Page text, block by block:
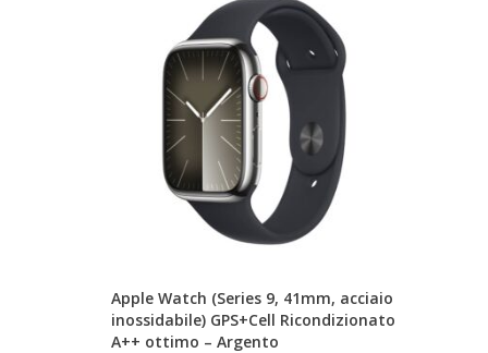
era:
1.009,00€.
è:
649,00€.
Apple Watch (Series 9, 41mm, acciaio
inossidabile) GPS+Cell Ricondizionato
A++ ottimo – Argento